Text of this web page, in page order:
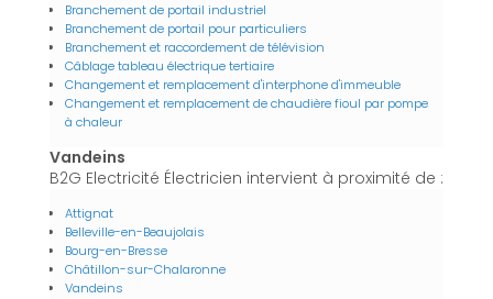
Branchement de portail industriel
Branchement de portail pour particuliers
Branchement et raccordement de télévision
Câblage tableau électrique tertiaire
Changement et remplacement d'interphone d'immeuble
Changement et remplacement de chaudière fioul par pompe
à chaleur
Vandeins
B2G Electricité Électricien intervient à proximité de :
Attignat
Belleville-en-Beaujolais
Bourg-en-Bresse
Châtillon-sur-Chalaronne
Vandeins